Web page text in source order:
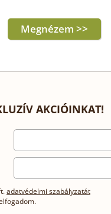
Megnézem >>
AKCIÓINKAT!
adatvédelmi szabályzatát